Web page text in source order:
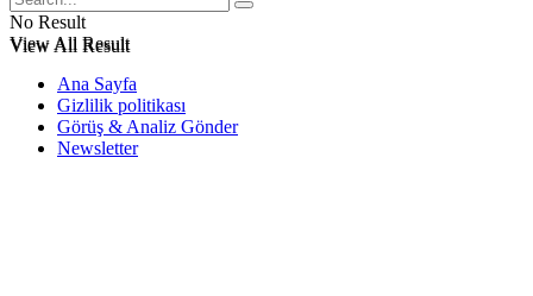
View All Result
No Result
View All Result
Ana Sayfa
Gizlilik politikası
Görüş & Analiz Gönder
Newsletter